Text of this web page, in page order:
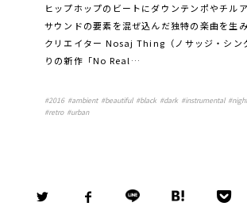
ヒップホップのビートにダウンテンポやチル
サウンドの要素を混ぜ込んだ独特の楽曲を生
クリエイター Nosaj Thing（ノサッジ・シン
りの新作「No Real…
#2016#ambient#beautiful#black#dark#instrumental#night
#retro#urban